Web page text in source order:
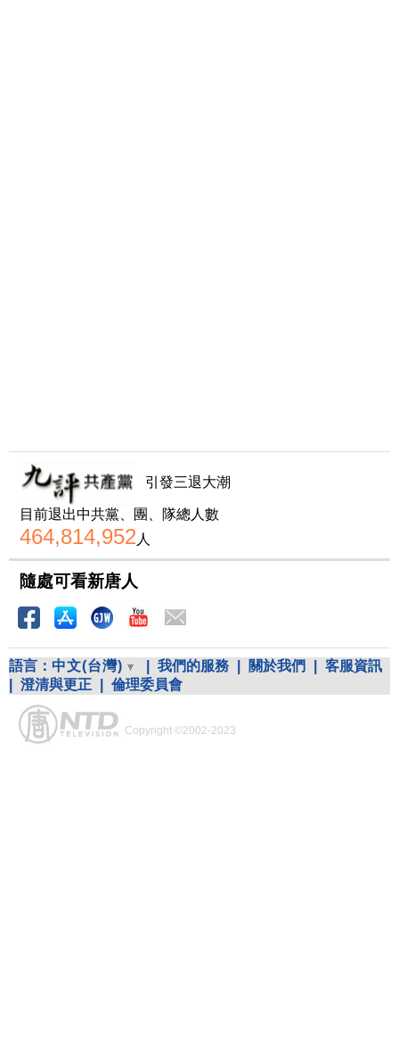
引發三退大潮
目前退出中共黨、團、隊總人數
464,814,952 人
隨處可看新唐人
語言： 中文(台灣) 我們的服務 關於我們
客服資訊
澄清與更正 倫理委員會
Copyright ©2002-2023